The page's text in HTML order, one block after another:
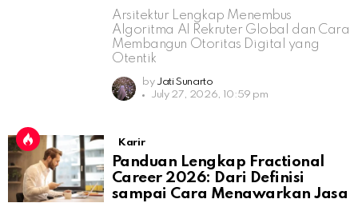
Arsitektur Lengkap Menembus
Algoritma AI Rekruter Global dan Cara
Membangun Otoritas Digital yang
Otentik
by Jati Sunarto
July 27, 2026, 10:59 pm
Karir
Panduan Lengkap Fractional
Career 2026: Dari Definisi
sampai Cara Menawarkan Jasa